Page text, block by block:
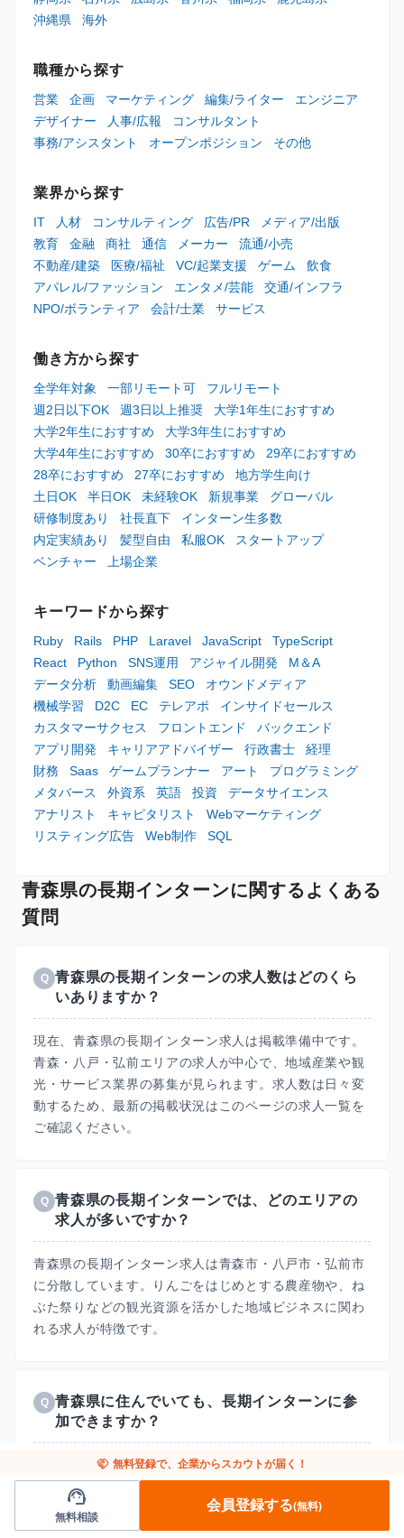
沖縄県
海外
職種から探す
営業 企画 マーケティング 編集/ライター
エンジニア
デザイナー
人事/広報
コンサルタント
事務/アシスタント
オープンポジション その他
業界から探す
IT 人材 コンサルティング 広告/PR
メディア/出版
教育
金融 商社 通信 メーカー
流通/小売
不動産/建築
医療/福祉 VC/起業支援 ゲーム
飲食
アパレル/ファッション
エンタメ/芸能
交通/インフラ
NPO/ボランティア
会計/士業 サービス
働き方から探す
全学年対象 一部リモート可
フルリモート
週2日以下OK
週3日以上推奨
大学1年生におすすめ
大学2年生におすすめ
大学3年生におすすめ
大学4年生におすすめ
30卒におすすめ
29卒におすすめ
28卒におすすめ
27卒におすすめ
地方学生向け
土日OK
半日OK 未経験OK 新規事業
グローバル
研修制度あり
社長直下
インターン生多数
内定実績あり
髪型自由 私服OK
スタートアップ
ベンチャー
上場企業
キーワードから探す
Ruby Rails PHP Laravel JavaScript
TypeScript
React
Python SNS運用 アジャイル開発
M＆A
データ分析
動画編集 SEO
オウンドメディア
機械学習
D2C EC テレアポ
インサイドセールス
カスタマーサクセス
フロントエンド
バックエンド
アプリ開発
キャリアアドバイザー 行政書士
経理
財務
Saas ゲームプランナー アート
プログラミング
メタバース
外資系 英語 投資
データサイエンス
アナリスト
キャピタリスト
Webマーケティング
リスティング広告
Web制作 SQL
青森県の長期インターンに関するよくある
質問
Q 青森県の長期インターンの求人数はどのくら
いありますか？
現在、青森県の長期インターン求人は掲載準備中です。
青森・八戸・弘前エリアの求人が中心で、地域産業や観
光・サービス業界の募集が見られます。求人数は日々変
動するため、最新の掲載状況はこのページの求人一覧を
ご確認ください。
Q 青森県の長期インターンでは、どのエリアの
求人が多いですか？
青森県の長期インターン求人は青森市・八戸市・弘前市
に分散しています。りんごをはじめとする農産物や、ね
ぶた祭りなどの観光資源を活かした地域ビジネスに関わ
れる求人が特徴です。
Q 青森県に住んでいても、長期インターンに参
加できますか？
はい、可能です。フルリモート対応の求人なら、青森県
に住みながら都心企業の実務にオンラインで参加できま
す。地方在住だからこそ、長期インターンの実務経験は
就活で大きなアドバンテージになります。青森県内の求
handshake 無料登録で、企業からスカウトが届く！
support_agent
無料相談
会員登録する(無料)